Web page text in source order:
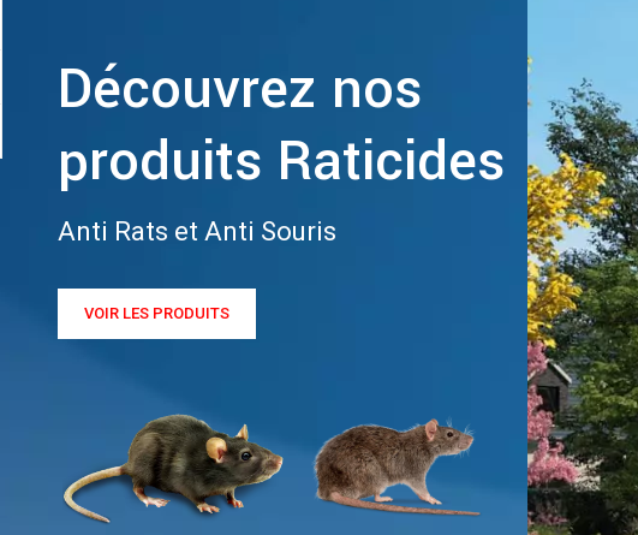
Découvrez nos
produits Raticides
Anti Rats et Anti Souris
VOIR LES PRODUITS